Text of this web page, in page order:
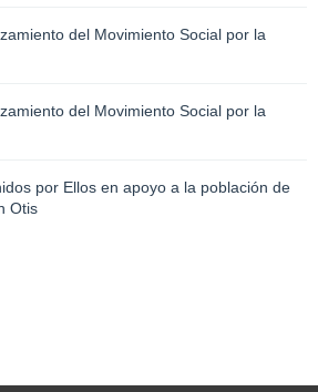
del Movimiento Social por la
del Movimiento Social por la
por Ellos en apoyo a la población de
Otis